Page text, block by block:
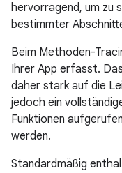
hervorragend, um zu
bestimmter
Beim Methoden-
Ihrer App erfasst.
daher stark auf die
jedoch ein
Funktionen
werden.
Standardmäßig